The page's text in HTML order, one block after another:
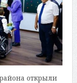
открыли